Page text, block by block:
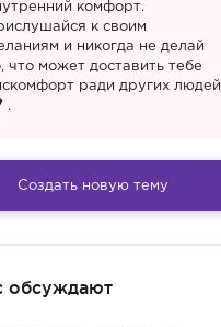
комфорт.
к своим
и никогда не делай
что может доставить тебе
ради других людей
.
Создать новую тему
обсуждают